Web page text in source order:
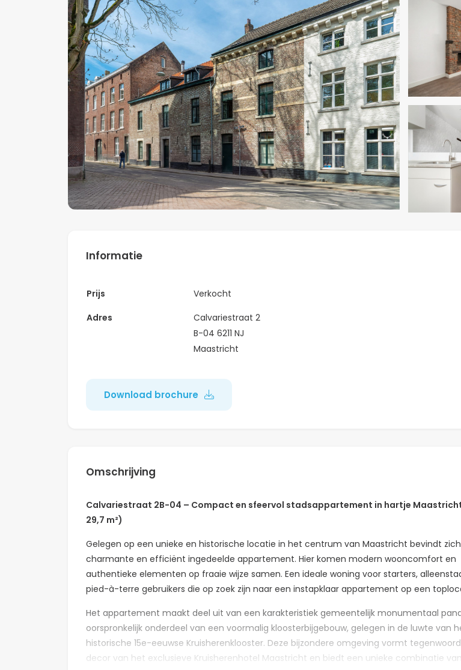
Informatie
Prijs
Verkocht
Adres
Calvariestraat 2
B-04 6211 NJ
Maastricht
Download brochure
Omschrijving
Calvariestraat 2B-04 – Compact en sfeervol stadsappartement in hartje
29,7 m²)
Gelegen op een unieke en historische locatie in het centrum van Maastricht bevindt
charmante en efficiënt ingedeelde appartement. Hier komen modern wooncomfort en
authentieke elementen op fraaie wijze samen. Een ideale woning voor starters,
pied-à-terre gebruikers die op zoek zijn naar een instapklaar appartement op een
Het appartement maakt deel uit van een karakteristiek gemeentelijk monumentaal
oorspronkelijk onderdeel van een voormalig kloosterbijgebouw, gelegen in de luwte van
historische 15e-eeuwse Kruisherenklooster. Deze bijzondere omgeving vormt
decor van het exclusieve Kruisherenhotel Maastricht en biedt een unieke combinatie